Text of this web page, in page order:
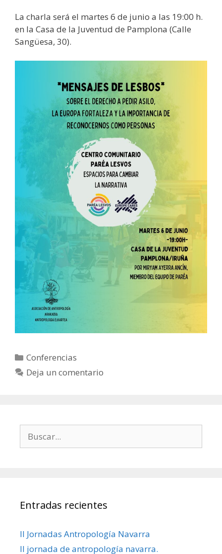
La charla será el martes 6 de junio a las 19:00 h.
en la Casa de la Juventud de Pamplona (Calle
Sangüesa, 30).
Categorías
Conferencias
Deja un comentario
Entradas recientes
II Jornadas Antropología Navarra
II jornada de antropología navarra.